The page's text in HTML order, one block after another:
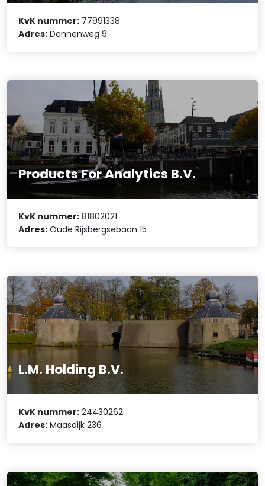
KvK nummer: 77991338
Adres: Dennenweg 9
Products For Analytics B.V.
KvK nummer: 81802021
Adres: Oude Rijsbergsebaan 15
L.M. Holding B.V.
KvK nummer: 24430262
Adres: Maasdijk 236